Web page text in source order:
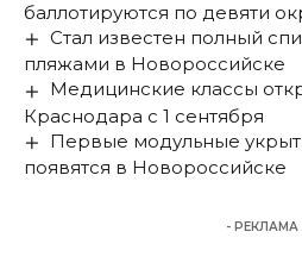
баллотируются по девяти
Стал известен полный
пляжами в Новороссийске
Медицинские классы
Краснодара с 1 сентября
Первые модульные
появятся в Новороссийске
- РЕКЛАМА